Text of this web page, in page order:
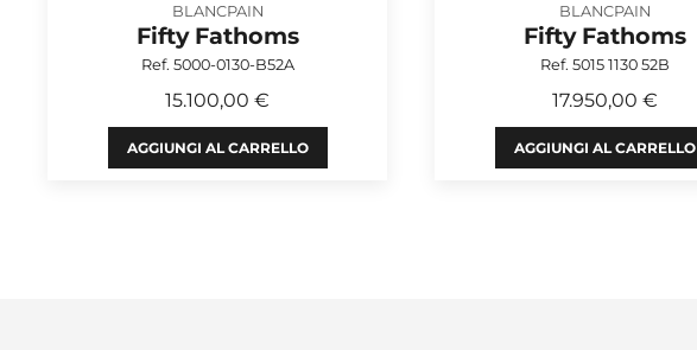
BLANCPAIN
Fifty Fathoms
Ref. 5000-0130-B52A
15.100,00 €
AGGIUNGI AL CARRELLO
BLANCPAIN
Fifty Fathoms
Ref. 5015 1130 52B
17.950,00 €
AGGIUNGI AL CARRELLO